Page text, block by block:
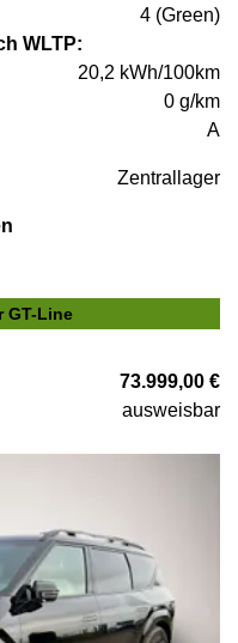
4 (Green)
WLTP:
20,2 kWh/100km
0 g/km
A
Zentrallager
GT-Line
73.999,00 €
ausweisbar